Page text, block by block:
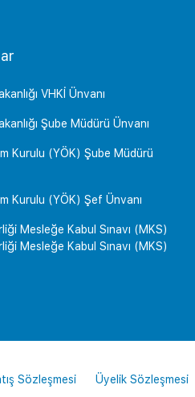
VHKİ Ünvanı
Şube Müdürü Ünvanı
Kurulu (YÖK) Şube Müdürü
Kurulu (YÖK) Şef Ünvanı
Mesleğe Kabul Sınavı (MKS)
Mesleğe Kabul Sınavı (MKS)
Sözleşmesi Üyelik Sözleşmesi